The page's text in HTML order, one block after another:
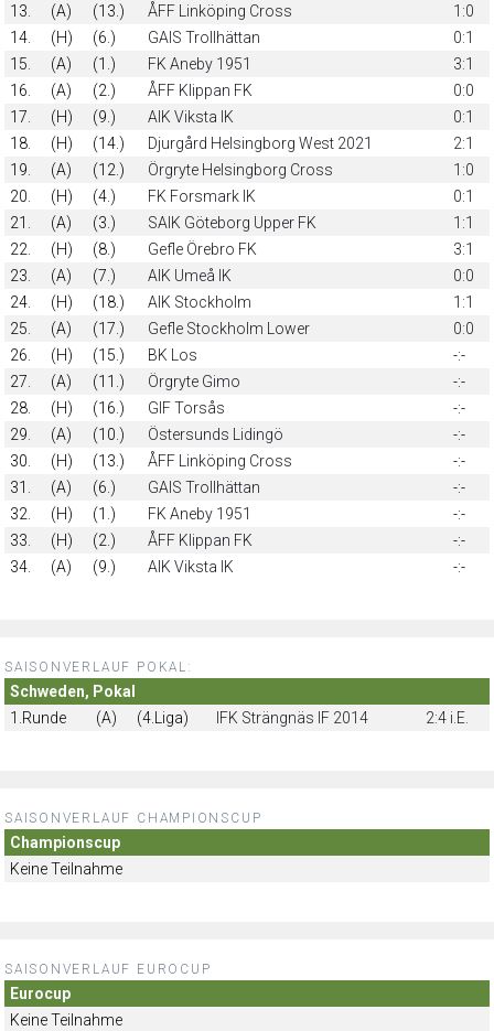
13.
(A) (13.) ÅFF Linköping Cross
1:0
14.
(H) (6.) GAIS Trollhättan
0:1
15.
(A) (1.) FK Aneby 1951
3:1
16.
(A) (2.) ÅFF Klippan FK
0:0
17.
(H) (9.) AIK Viksta IK
0:1
18.
(H) (14.) Djurgård Helsingborg West 2021
2:1
19.
(A) (12.) Örgryte Helsingborg Cross
1:0
20.
(H) (4.) FK Forsmark IK
0:1
21.
(A) (3.) SAIK Göteborg Upper FK
1:1
22.
(H) (8.) Gefle Örebro FK
3:1
23.
(A) (7.) AIK Umeå IK
0:0
24.
(H) (18.) AIK Stockholm
1:1
25.
(A) (17.) Gefle Stockholm Lower
0:0
26.
(H) (15.) BK Los
-:-
27.
(A) (11.) Örgryte Gimo
-:-
28.
(H) (16.) GIF Torsås
-:-
29.
(A) (10.) Östersunds Lidingö
-:-
30.
(H) (13.) ÅFF Linköping Cross
-:-
31.
(A) (6.) GAIS Trollhättan
-:-
32.
(H) (1.) FK Aneby 1951
-:-
33.
(H) (2.) ÅFF Klippan FK
-:-
34.
(A) (9.) AIK Viksta IK -:-
SAISONVERLAUF POKAL:
Schweden, Pokal
1.Runde
(A) (4.Liga) IFK Strängnäs IF 2014 2:4 i.E.
SAISONVERLAUF CHAMPIONSCUP
Championscup
Keine Teilnahme
SAISONVERLAUF EUROCUP
Eurocup
Keine Teilnahme